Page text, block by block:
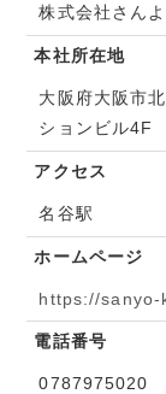
株式会社さんよ
本社所在地
大阪府大阪市
ションビル4F
アクセス
名谷駅
ホームページ
https://sanyo-
電話番号
0787975020